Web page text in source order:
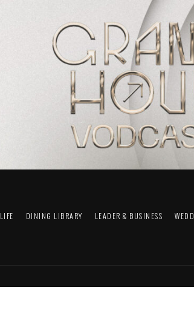
LIFE DINING LIBRARY LEADER & BUSINESS